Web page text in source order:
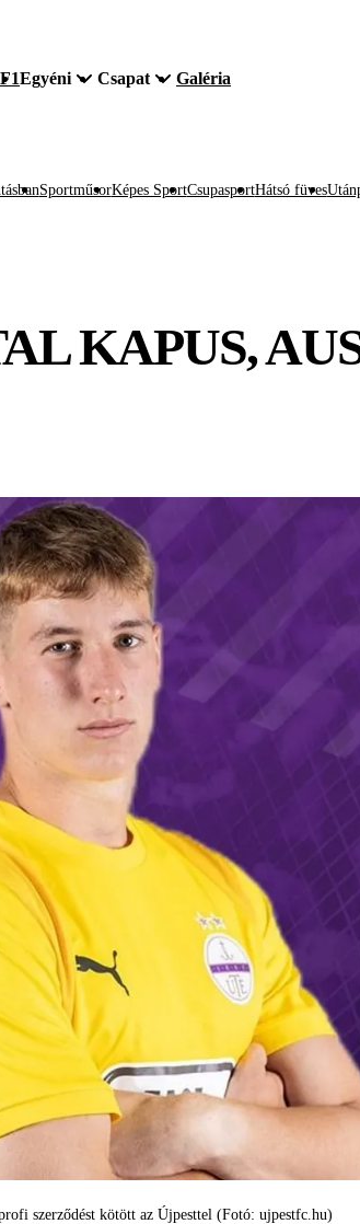
F1Egyéni Csapat Galéria
SportműsorKépes SportCsupasportHátsó füves
KAPUS,
szerződést kötött az Újpesttel (Fotó: ujpestfc.hu)